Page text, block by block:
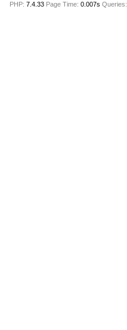
PHP: 7.4.33 Page Time: 0.007s Queries: